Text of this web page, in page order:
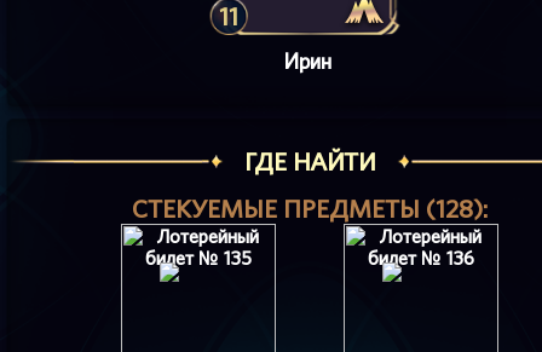
11
Ирин
ГДЕ НАЙТИ
СТЕКУЕМЫЕ ПРЕДМЕТЫ (128):